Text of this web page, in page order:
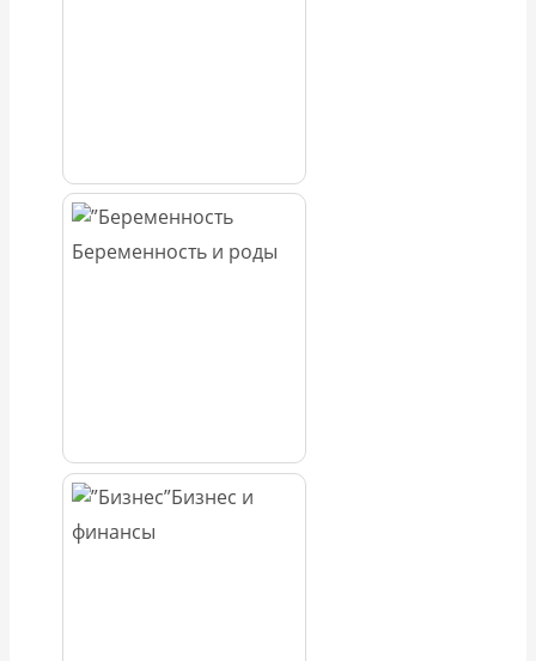
Беременность и роды
Бизнес и
финансы